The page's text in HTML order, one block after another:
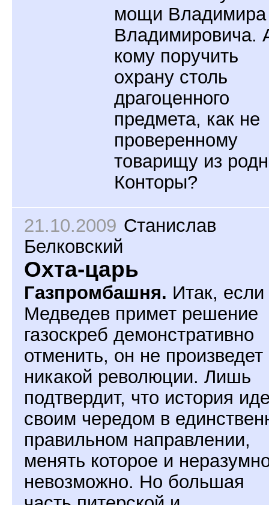
мощи Владимира
Владимировича.
кому поручить
охрану столь
драгоценного
предмета, как не
проверенному
товарищу из
Конторы?
21.10.2009 Станислав
Белковский
Охта-царь
Газпромбашня. Итак, если
Медведев примет решение
газоскреб демонстративно
отменить, он не произведет
никакой революции. Лишь
подтвердит, что история
своим чередом в
правильном направлении,
менять которое и
невозможно. Но большая